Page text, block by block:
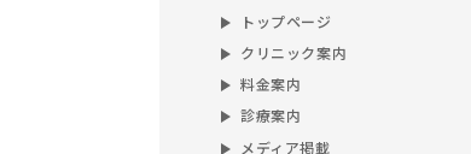
トップページ
クリニック案内
料金案内
診療案内
メディア掲載